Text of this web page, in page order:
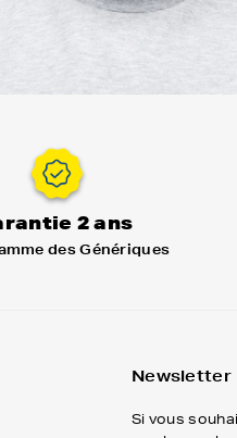
2 ans
des Génériques
Newsletter
Si vous